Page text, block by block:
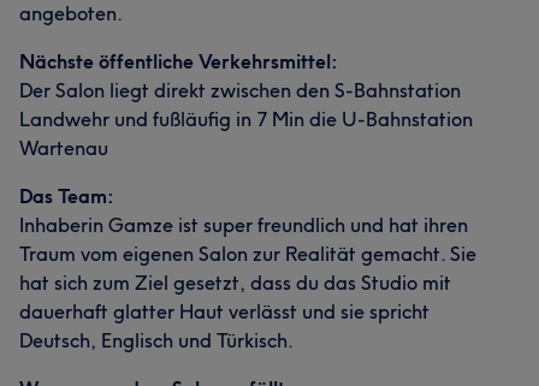
angeboten.
Nächste öffentliche Verkehrsmittel:
Der Salon liegt direkt zwischen den S-Bahnstation
Landwehr und fußläufig in 7 Min die U-Bahnstation
Wartenau
Das Team:
Inhaberin Gamze ist super freundlich und hat ihren
Traum vom eigenen Salon zur Realität gemacht. Sie
hat sich zum Ziel gesetzt, dass du das Studio mit
dauerhaft glatter Haut verlässt und sie spricht
Deutsch, Englisch und Türkisch.